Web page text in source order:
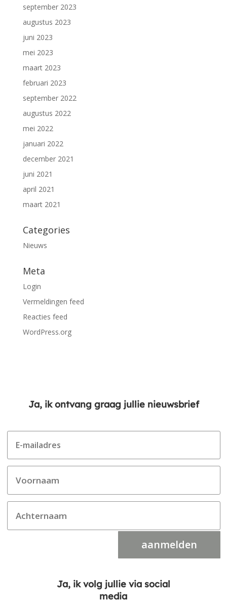
september 2023
augustus 2023
juni 2023
mei 2023
maart 2023
februari 2023
september 2022
augustus 2022
mei 2022
januari 2022
december 2021
juni 2021
april 2021
maart 2021
Categories
Nieuws
Meta
Login
Vermeldingen feed
Reacties feed
WordPress.org
Ja, ik ontvang graag jullie nieuwsbrief
aanmelden
Ja, ik volg jullie via social
media